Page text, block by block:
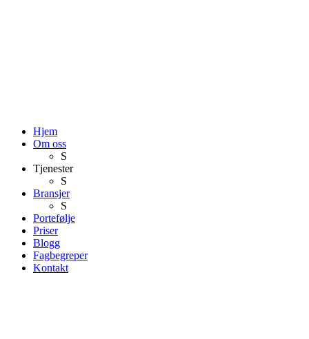
Hjem
Om oss
S
Tjenester
S
Bransjer
S
Portefølje
Priser
Blogg
Fagbegreper
Kontakt